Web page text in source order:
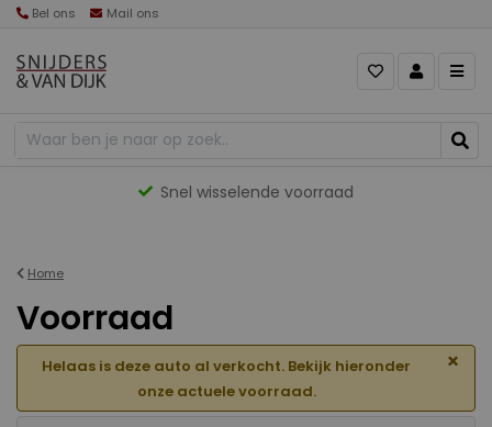
Bel ons Mail ons
Gevarieerd aanbod
Home
Voorraad
Helaas is deze auto al verkocht. Bekijk hieronder
onze actuele voorraad.
×